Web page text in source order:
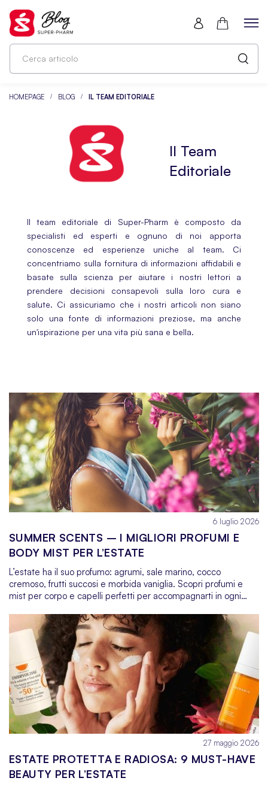
HOMEPAGE BLOG IL TEAM EDITORIALE
Il Team
Editoriale
Il team editoriale di Super-Pharm è composto da
specialisti ed esperti e ognuno di noi apporta
conoscenze ed esperienze uniche al team. Ci
concentriamo sulla fornitura di informazioni affidabili e
basate sulla scienza per aiutare i nostri lettori a
prendere decisioni consapevoli sulla loro cura e
salute. Ci assicuriamo che i nostri articoli non siano
solo una fonte di informazioni preziose, ma anche
un'ispirazione per una vita più sana e bella.
6 luglio 2026
SUMMER SCENTS – I MIGLIORI PROFUMI E
BODY MIST PER L’ESTATE
L’estate ha il suo profumo: agrumi, sale marino, cocco
cremoso, frutti succosi e morbida vaniglia. Scopri profumi e
mist per corpo e capelli perfetti per accompagnarti in ogni
al mare fino a una serata in terrazza. Scegli il tuo Summer
Scent.
27 maggio 2026
ESTATE PROTETTA E RADIOSA: 9 MUST-HAVE
BEAUTY PER L’ESTATE